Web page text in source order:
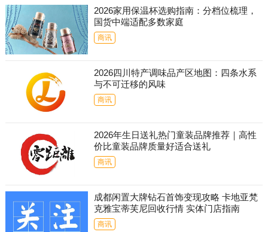
2026家用保温杯选购指南：分档位梳理，
国货中端适配多数家庭
商讯
2026四川特产调味品产区地图：四条水系
与不可迁移的风味
商讯
2026年生日送礼热门童装品牌推荐｜高性
价比童装品牌质量好适合送礼
商讯
成都闲置大牌钻石首饰变现攻略 卡地亚梵
克雅宝蒂芙尼回收行情 实体门店指南
商讯